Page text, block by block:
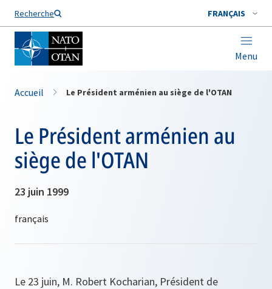
Recherche FRANÇAIS
Menu
Nom de famille*
Accueil Le Président arménien au siège de l'OTAN
Le Président arménien au
siège de l'OTAN
23 juin 1999
Le 23 juin, M. Robert Kocharian, Président de